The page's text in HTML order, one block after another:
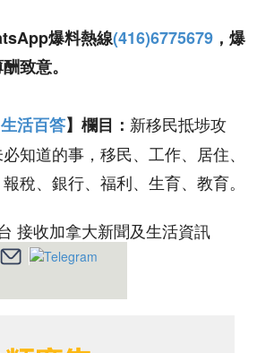
爆料熱線(416)6775679 ，爆
致意。
生活百答】欄目： 新移民抵埗攻
知道的事，移民、工作、居住、
稅、銀行、福利、生育、教育。
接收加拿大新聞及生活資訊